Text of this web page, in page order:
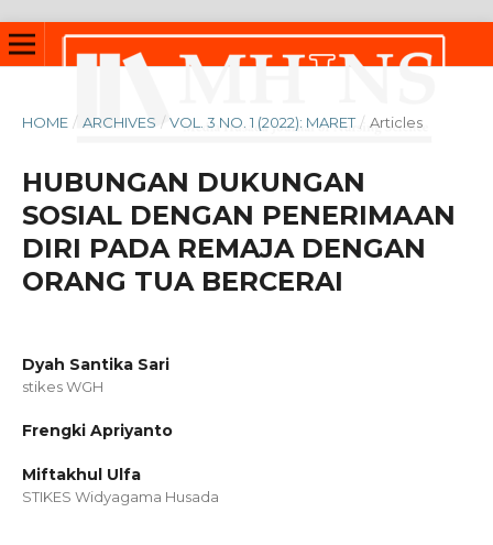
HOME / ARCHIVES / VOL. 3 NO. 1 (2022): MARET / Articles
HUBUNGAN DUKUNGAN
SOSIAL DENGAN PENERIMAAN
DIRI PADA REMAJA DENGAN
ORANG TUA BERCERAI
Dyah Santika Sari
stikes WGH
Frengki Apriyanto
Miftakhul Ulfa
STIKES Widyagama Husada